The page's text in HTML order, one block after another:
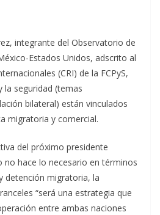
integrante del Observatorio de
Estados Unidos, adscrito al
(CRI) de la FCPyS,
la seguridad (temas
bilateral) están vinculados
migratoria y comercial.
del próximo presidente
no hace lo necesario en términos
detención migratoria, la
“será una estrategia que
entre ambas naciones